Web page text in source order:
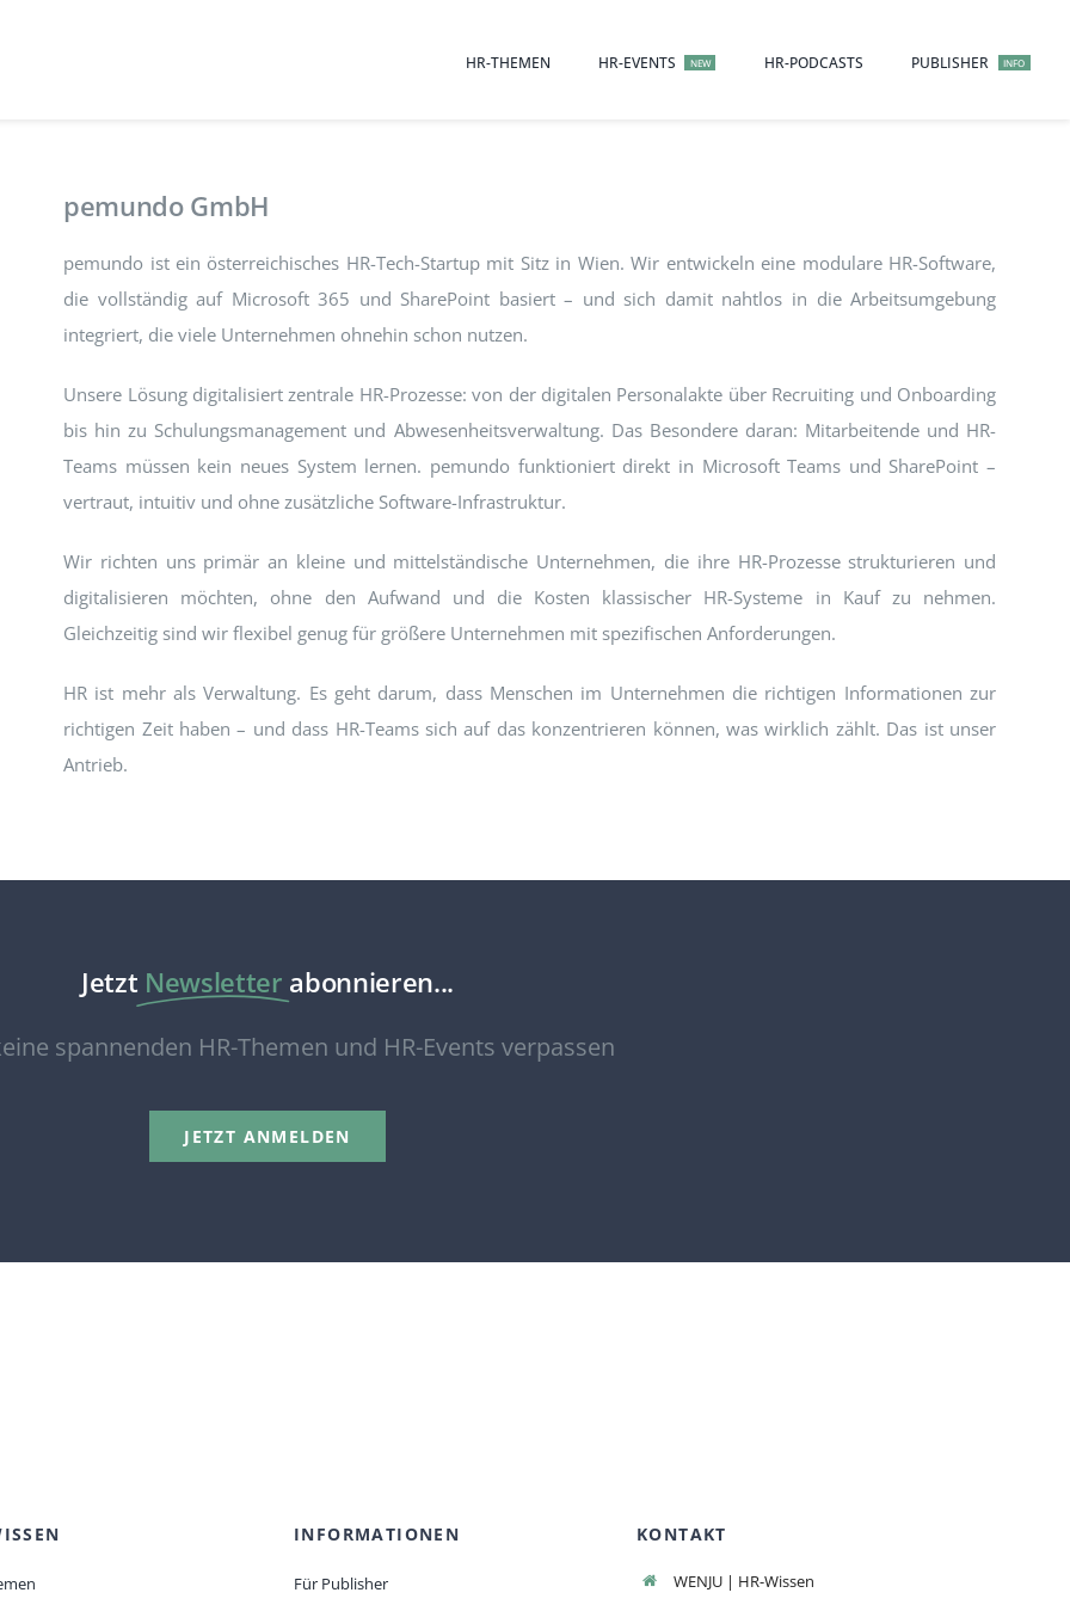
HR-THEMEN HR-EVENTS NEW HR-PODCASTS PUBLISHER INFO
pemundo GmbH
pemundo ist ein österreichisches HR-Tech-Startup mit Sitz in Wien. Wir entwickeln eine modulare HR-Software,
die vollständig auf Microsoft 365 und SharePoint basiert – und sich damit nahtlos in die Arbeitsumgebung
integriert, die viele Unternehmen ohnehin schon nutzen.
Unsere Lösung digitalisiert zentrale HR-Prozesse: von der digitalen Personalakte über Recruiting und Onboarding
bis hin zu Schulungsmanagement und Abwesenheitsverwaltung. Das Besondere daran: Mitarbeitende und HR-
Teams müssen kein neues System lernen. pemundo funktioniert direkt in Microsoft Teams und SharePoint –
vertraut, intuitiv und ohne zusätzliche Software-Infrastruktur.
Wir richten uns primär an kleine und mittelständische Unternehmen, die ihre HR-Prozesse strukturieren und
digitalisieren möchten, ohne den Aufwand und die Kosten klassischer HR-Systeme in Kauf zu nehmen.
Gleichzeitig sind wir flexibel genug für größere Unternehmen mit spezifischen Anforderungen.
HR ist mehr als Verwaltung. Es geht darum, dass Menschen im Unternehmen die richtigen Informationen zur
richtigen Zeit haben – und dass HR-Teams sich auf das konzentrieren können, was wirklich zählt. Das ist unser
Antrieb.
Jetzt Newsletter abonnieren...
spannenden HR-Themen und HR-Events verpassen
JETZT ANMELDEN
INFORMATIONEN
Für Publisher
KONTAKT
WENJU | HR-Wissen